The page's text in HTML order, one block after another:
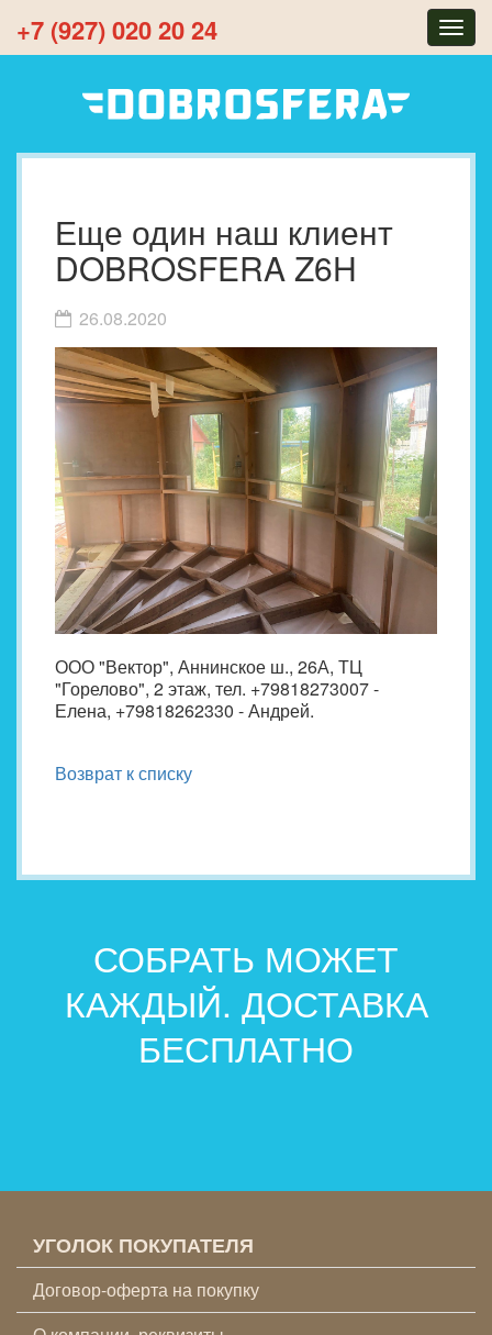
+7 (927) 020 20 24
Еще один наш клиент
DOBROSFERA Z6H
26.08.2020
ООО "Вектор", Аннинское ш., 26А, ТЦ
"Горелово", 2 этаж, тел. +79818273007 -
Елена, +79818262330 - Андрей.
Возврат к списку
СОБРАТЬ МОЖЕТ
КАЖДЫЙ. ДОСТАВКА
БЕСПЛАТНО
УГОЛОК ПОКУПАТЕЛЯ
Договор-оферта на покупку